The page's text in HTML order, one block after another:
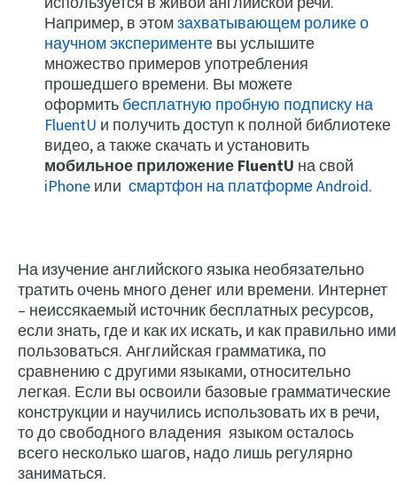
Например, в этомзахватывающем ролике о
научном эксперименте вы услышите
множество примеров употребления
прошедшего времени. Вы можете
оформить бесплатную пробную подписку на
FluentU и получить доступ к полной библиотеке
видео, а также скачать и установить
мобильное приложение FluentU на свой
iPhone или смартфон на платформе Android.
На изучение английского языка необязательно
тратить очень много денег или времени. Интернет
– неиссякаемый источник бесплатных ресурсов,
если знать, где и как их искать, и как правильно ими
пользоваться. Английская грамматика, по
сравнению с другими языками, относительно
легкая. Если вы освоили базовые грамматические
конструкции и научились использовать их в речи,
то до свободного владения языком осталось
всего несколько шагов, надо лишь регулярно
заниматься.